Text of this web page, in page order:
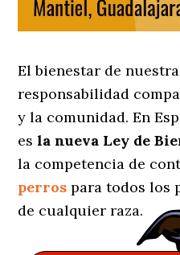
El bienestar de
responsabilidad
y la comunidad. En
esla nueva Ley de
la competencia de
perros para todos los
de cualquier raza.